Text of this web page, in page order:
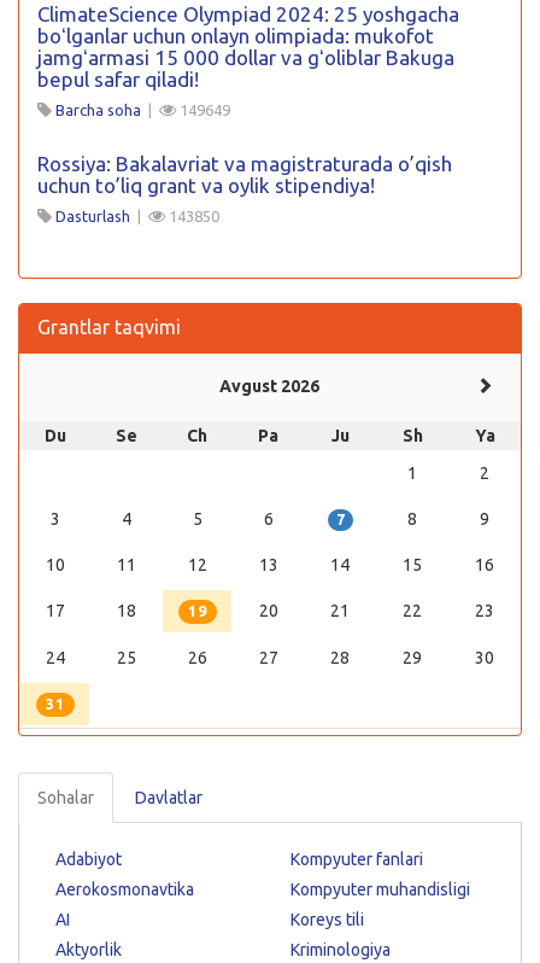
ClimateScience Olympiad 2024: 25 yoshgacha
boʻlganlar uchun onlayn olimpiada: mukofot
jamgʻarmasi 15 000 dollar va gʻoliblar Bakuga
bepul safar qiladi!
Barcha soha | 149649
Rossiya: Bakalavriat va magistraturada o’qish
uchun to’liq grant va oylik stipendiya!
Dasturlash | 143850
Grantlar taqvimi
Avgust 2026
Du Se Ch Pa Ju Sh
Ya
1
2
3 4 5 6 7 8 9
10 11 12 13 14 15 16
17 18 19 20 21 22 23
24 25 26 27 28 29 30
31
Sohalar Davlatlar
Adabiyot
Aerokosmonavtika
AI
Aktyorlik
Kompyuter fanlari
Kompyuter muhandisligi
Koreys tili
Kriminologiya